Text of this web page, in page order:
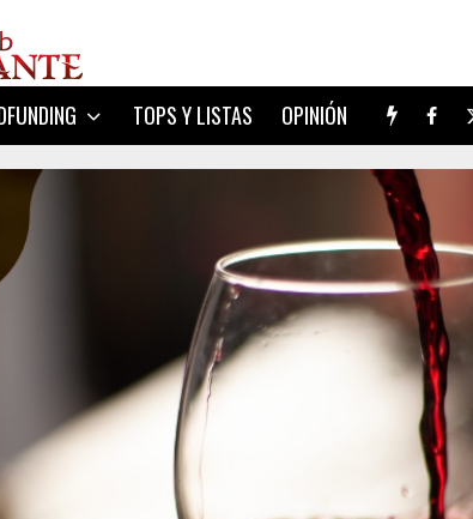
TOPS Y LISTAS OPINIÓN